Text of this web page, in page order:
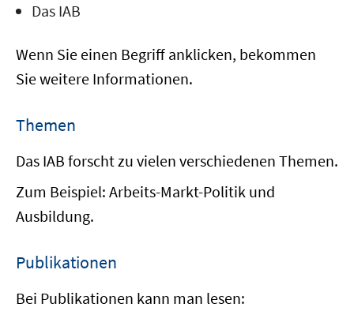
Das IAB
Wenn Sie einen Begriff anklicken, bekommen
Sie weitere Informationen.
Themen
Das IAB forscht zu vielen verschiedenen Themen.
Zum Beispiel: Arbeits-Markt-Politik und
Ausbildung.
Publikationen
Bei Publikationen kann man lesen: